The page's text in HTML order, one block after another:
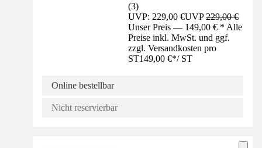
(3)
UVP: 229,00 €UVP229,00 €
Unser Preis — 149,00 € * Alle
Preise inkl. MwSt. und ggf.
zzgl. Versandkosten pro
ST149,00 €*/ ST
Online bestellbar
Nicht reservierbar